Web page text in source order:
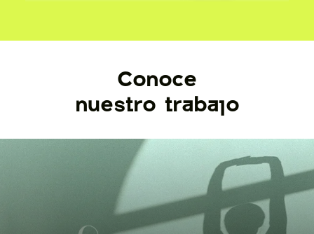
Conoce
nuestro trabajo